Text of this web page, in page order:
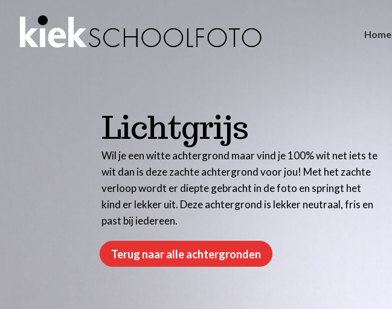
Home
Lichtgrijs
Wil je een witte achtergrond maar vind je 100% wit net iets te
wit dan is deze zachte achtergrond voor jou! Met het zachte
verloop wordt er diepte gebracht in de foto en springt het
kind er lekker uit. Deze achtergrond is lekker neutraal, fris en
past bij iedereen.
Terug naar alle achtergronden